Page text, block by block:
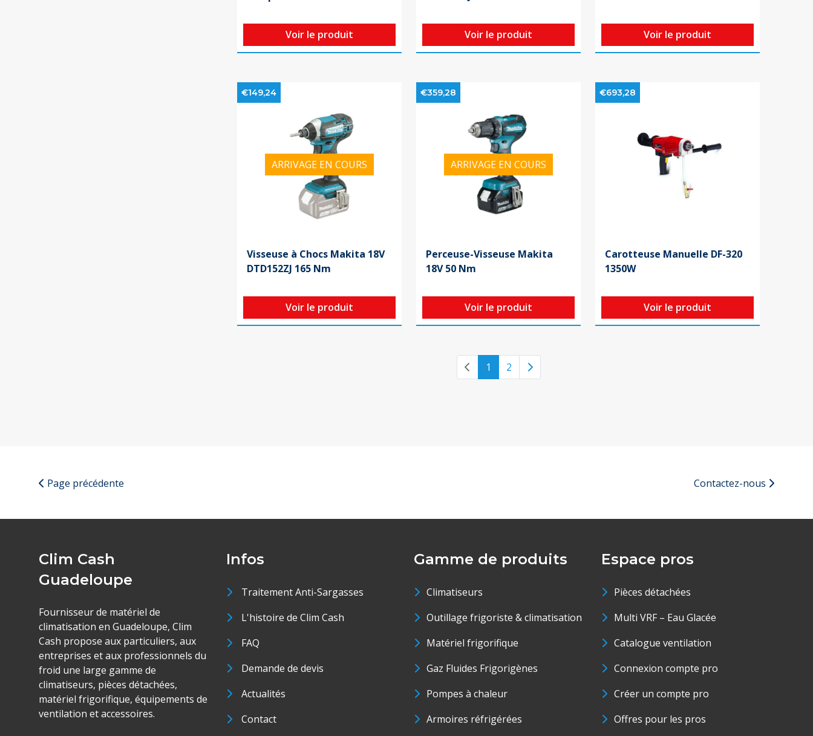
Voir le produit Voir le produit Voir le produit
ARRIVAGE EN COURS
€149,24
Visseuse à Chocs Makita 18V
DTD152ZJ 165 Nm
Voir le produit
ARRIVAGE EN COURS
€359,28
Perceuse-Visseuse Makita
18V 50 Nm
Voir le produit
€693,28
Carotteuse Manuelle DF-320
1350W
Voir le produit
Previous page
1 2 Next page
Page précédente Contactez-nous
Clim Cash
Guadeloupe
Fournisseur de matériel de
climatisation en Guadeloupe, Clim
Cash propose aux particuliers, aux
entreprises et aux professionnels du
froid une large gamme de
climatiseurs, pièces détachées,
matériel frigorifique, équipements de
ventilation et accessoires.
Infos
Traitement Anti-Sargasses
L'histoire de Clim Cash
FAQ
Demande de devis
Actualités
Contact
Gamme de produits
Climatiseurs
Outillage frigoriste & climatisation
Matériel frigorifique
Gaz Fluides Frigorigènes
Pompes à chaleur
Armoires réfrigérées
Espace pros
Pièces détachées
Multi VRF – Eau Glacée
Catalogue ventilation
Connexion compte pro
Créer un compte pro
Offres pour les pros